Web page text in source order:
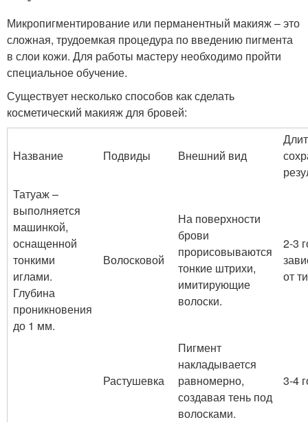
Микропигментирование или перманентный макияж – это
сложная, трудоемкая процедура по введению пигмента
в слои кожи. Для работы мастеру необходимо пройти
специальное обучение.
Существует несколько способов как сделать
косметический макияж для бровей:
Название Подвиды Внешний вид
Татуаж –
выполняется
машинкой,
оснащенной
тонкими
иглами.
Глубина
проникновения
до 1 мм.
Волосковой
На поверхности
брови
прорисовываются
тонкие штрихи,
имитирующие
волоски.
2-3
от
Растушевка
Пигмент
накладывается
равномерно,
создавая тень под
волосками.
3-4